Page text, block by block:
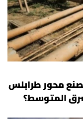
محور طرابلس
المتوسط؟